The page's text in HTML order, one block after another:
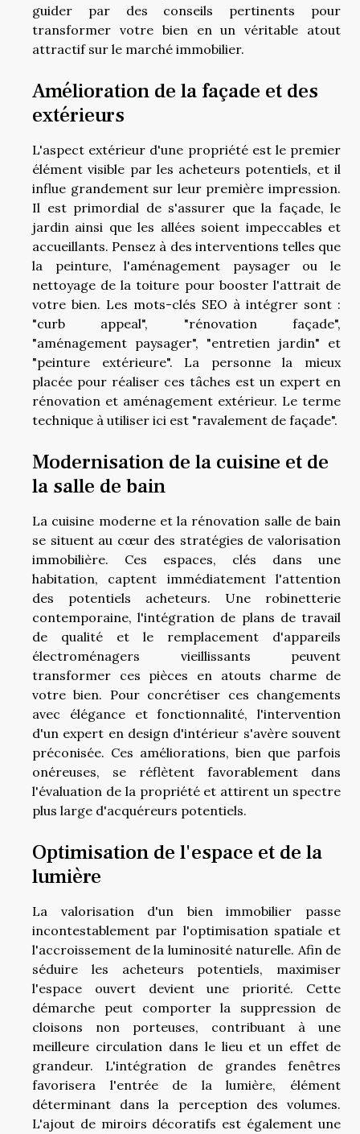
guider par des conseils pertinents pour
transformer votre bien en un véritable atout
attractif sur le marché immobilier.
Amélioration de la façade et des
extérieurs
L'aspect extérieur d'une propriété est le premier
élément visible par les acheteurs potentiels, et il
influe grandement sur leur première impression.
Il est primordial de s'assurer que la façade, le
jardin ainsi que les allées soient impeccables et
accueillants. Pensez à des interventions telles que
la peinture, l'aménagement paysager ou le
nettoyage de la toiture pour booster l'attrait de
votre bien. Les mots-clés SEO à intégrer sont :
"curb appeal", "rénovation façade",
"aménagement paysager", "entretien jardin" et
"peinture extérieure". La personne la mieux
placée pour réaliser ces tâches est un expert en
rénovation et aménagement extérieur. Le terme
technique à utiliser ici est "ravalement de façade".
Modernisation de la cuisine et de
la salle de bain
La cuisine moderne et la rénovation salle de bain
se situent au cœur des stratégies de valorisation
immobilière. Ces espaces, clés dans une
habitation, captent immédiatement l'attention
des potentiels acheteurs. Une robinetterie
contemporaine, l'intégration de plans de travail
de qualité et le remplacement d'appareils
électroménagers vieillissants peuvent
transformer ces pièces en atouts charme de
votre bien. Pour concrétiser ces changements
avec élégance et fonctionnalité, l'intervention
d'un expert en design d'intérieur s'avère souvent
préconisée. Ces améliorations, bien que parfois
onéreuses, se réflètent favorablement dans
l'évaluation de la propriété et attirent un spectre
plus large d'acquéreurs potentiels.
Optimisation de l'espace et de la
lumière
La valorisation d'un bien immobilier passe
incontestablement par l'optimisation spatiale et
l'accroissement de la luminosité naturelle. Afin de
séduire les acheteurs potentiels, maximiser
l'espace ouvert devient une priorité. Cette
démarche peut comporter la suppression de
cloisons non porteuses, contribuant à une
meilleure circulation dans le lieu et un effet de
grandeur. L'intégration de grandes fenêtres
favorisera l'entrée de la lumière, élément
déterminant dans la perception des volumes.
L'ajout de miroirs décoratifs est également une